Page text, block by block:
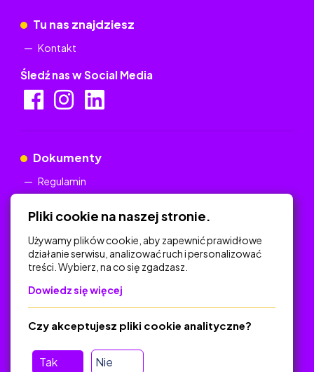
Tu nas znajdziesz
Kontakt
Śledź nas w Social Media
Dokumenty
Regulamin
Na skróty
Polityka Prywatności
O platformie
Baza materiałów dydaktycznych
Pliki cookie na naszej stronie.
Używamy plików cookie, aby zapewnić prawidłowe
działanie serwisu, analizować ruch i personalizować
treści. Wybierz, na co się zgadzasz.
Dowiedz się więcej
Tak Nie
Czy akceptujesz pliki cookie analityczne?